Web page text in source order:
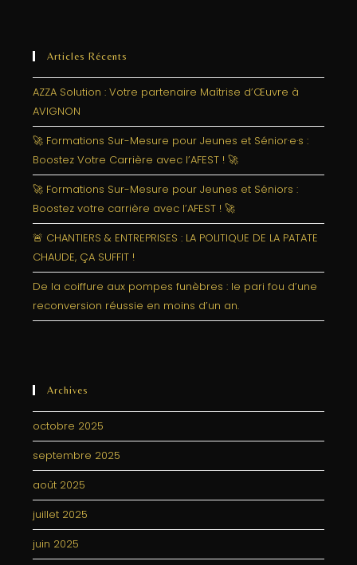
Articles Récents
AZZA Solution : Votre partenaire Maîtrise d’Œuvre à
AVIGNON
🚀 Formations Sur-Mesure pour Jeunes et Sénior·e·s :
Boostez Votre Carrière avec l’AFEST ! 🚀
🚀 Formations Sur-Mesure pour Jeunes et Séniors :
Boostez votre carrière avec l’AFEST ! 🚀
🚨 CHANTIERS & ENTREPRISES : LA POLITIQUE DE LA PATATE
CHAUDE, ÇA SUFFIT !
De la coiffure aux pompes funèbres : le pari fou d’une
reconversion réussie en moins d’un an.
Archives
octobre 2025
septembre 2025
août 2025
juillet 2025
juin 2025